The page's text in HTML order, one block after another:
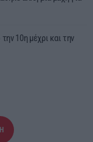
10η μέχρι και την